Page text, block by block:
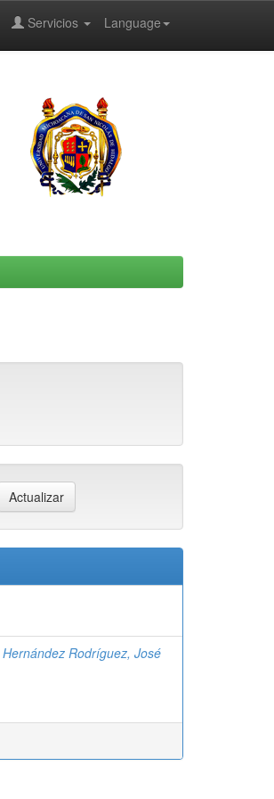
Language
Servicios
Hernández Rodríguez, José